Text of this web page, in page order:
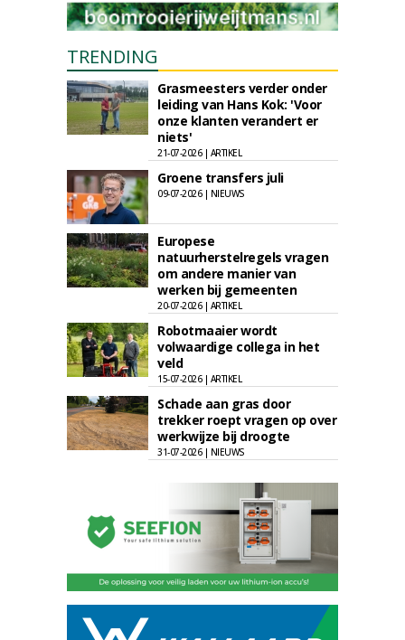
TRENDING
Grasmeesters verder onder
leiding van Hans Kok: 'Voor
onze klanten verandert er
niets'
21-07-2026 | ARTIKEL
Groene transfers juli
09-07-2026 | NIEUWS
Europese
natuurherstelregels vragen
om andere manier van
werken bij gemeenten
20-07-2026 | ARTIKEL
Robotmaaier wordt
volwaardige collega in het
veld
15-07-2026 | ARTIKEL
Schade aan gras door
trekker roept vragen op over
werkwijze bij droogte
31-07-2026 | NIEUWS